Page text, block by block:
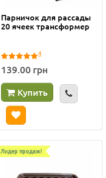
Парничок для рассады
20 ячеек трансформер
4
139.00 грн
Купить
Лидер продаж!